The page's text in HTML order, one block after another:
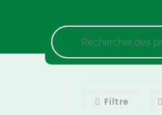
Recherche
de
produits
Filtre